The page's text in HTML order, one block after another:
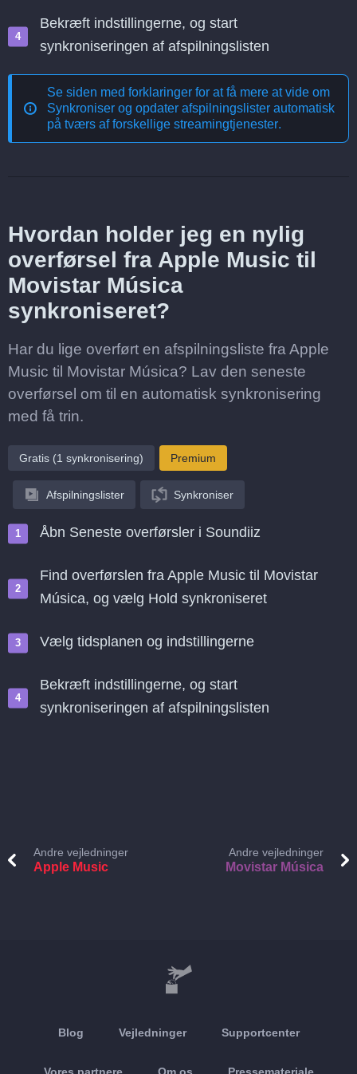
Bekræft indstillingerne, og start
synkroniseringen af afspilningslisten
Se siden med forklaringer for at få mere at vide om
Synkroniser og opdater afspilningslister automatisk
på tværs af forskellige streamingtjenester.
Hvordan holder jeg en nylig
overførsel fra Apple Music til
Movistar Música
synkroniseret?
Har du lige overført en afspilningsliste fra Apple
Music til Movistar Música? Lav den seneste
overførsel om til en automatisk synkronisering
med få trin.
Gratis (1 synkronisering) Premium
Afspilningslister Synkroniser
Åbn Seneste overførsler i Soundiiz
Find overførslen fra Apple Music til Movistar
Música, og vælg Hold synkroniseret
Vælg tidsplanen og indstillingerne
Bekræft indstillingerne, og start
synkroniseringen af afspilningslisten
Andre vejledninger
Apple Music
Andre vejledninger
Movistar Música
Blog Vejledninger Supportcenter